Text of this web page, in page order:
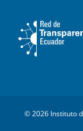
© 2026 Instituto